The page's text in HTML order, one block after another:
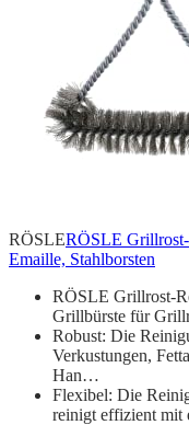
RÖSLERÖSLE
Emaille, Stahlborsten
RÖSLE Grillrost-
Grillbürste für
Robust: Die
Verkustungen,
Han…
Flexibel: Die
reinigt effizient mit